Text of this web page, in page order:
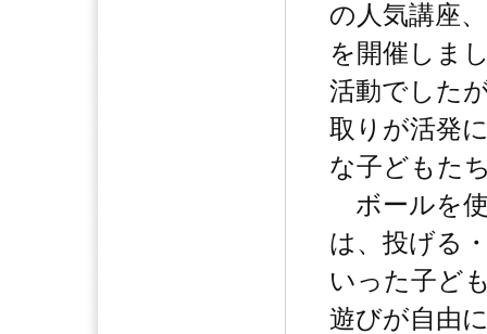
の人気講座
を開催しま
活動でした
取りが活発
な子どもた
ボールを
は、投げる
いった子ど
遊びが自由